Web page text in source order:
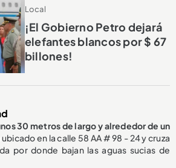
Local
¡El Gobierno Petro dejará
elefantes blancos por $ 67
billones!
30 metros de largo y alrededor de un
en la calle 58 AA # 98 - 24 y cruza
por donde bajan las aguas sucias de